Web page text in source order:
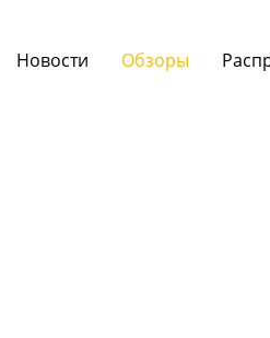
Новости Обзоры